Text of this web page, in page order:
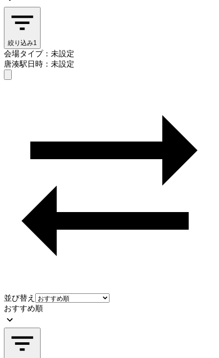
絞り込み1
会場タイプ：未設定
唐湊駅日時：未設定
並び替え
おすすめ順